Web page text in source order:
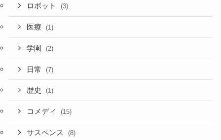
ロボット (3)
医療 (1)
学園 (2)
日常 (7)
歴史 (1)
コメディ (15)
サスペンス (8)